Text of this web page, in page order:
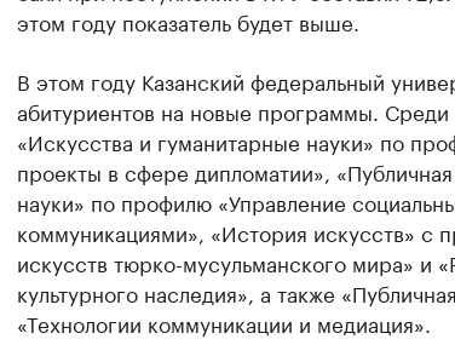
этом году показатель будет выше.
В этом году Казанский федеральный
абитуриентов на новые программы.
«Искусства и гуманитарные науки» по
проекты в сфере дипломатии»,
науки» по профилю «Управление
коммуникациями», «История искусств» с
искусств тюрко-мусульманского мира» и
культурного наследия», а также
«Технологии коммуникации и медиация».